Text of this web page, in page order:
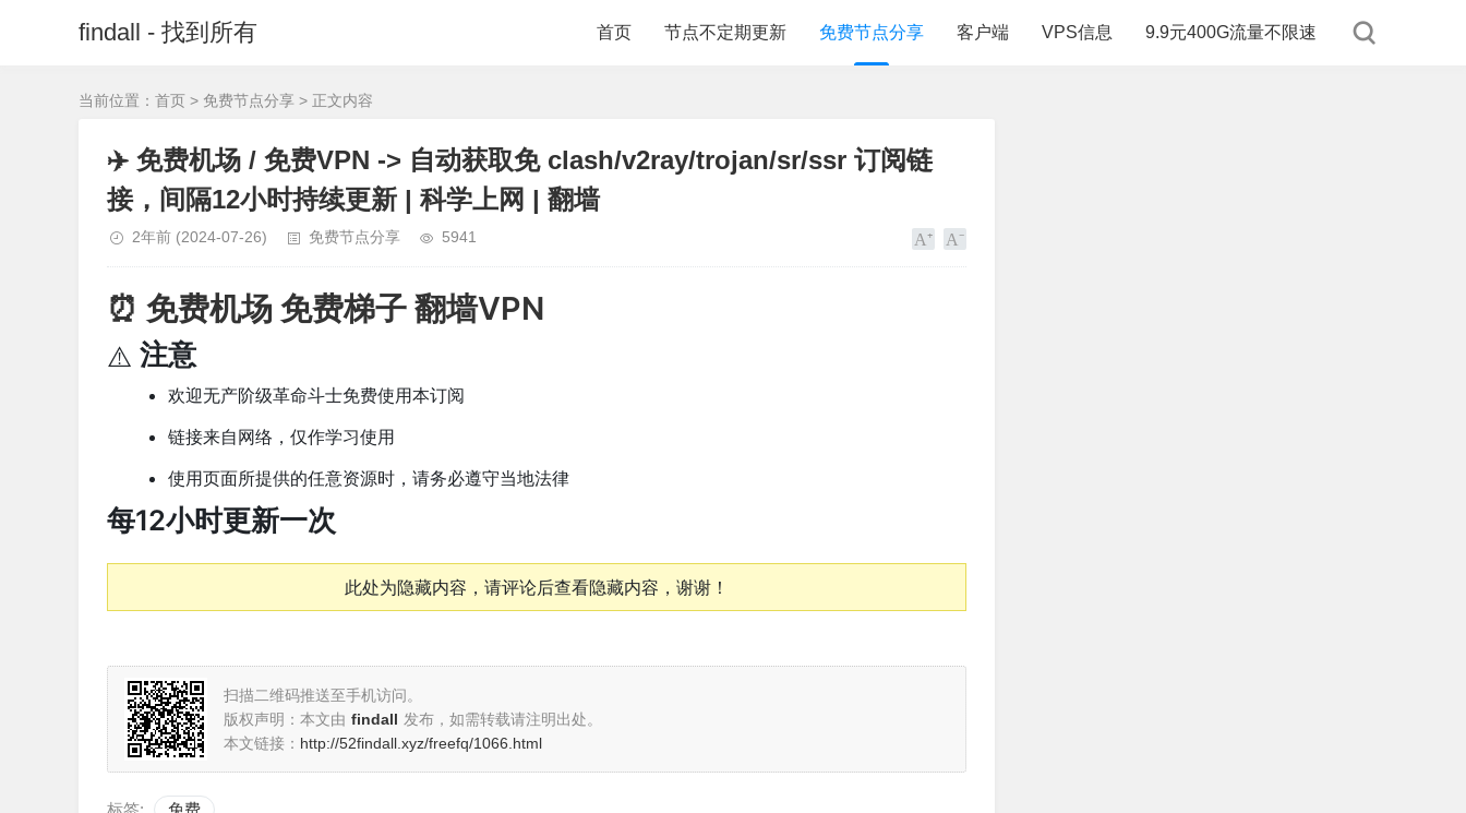
findall - 找到所有 首页 节点不定期更新 免费节点分享 客户端 VPS信息 9.9元400G流量不限速
当前位置： 首页 > 免费节点分享 > 正文内容
✈️ 免费机场 / 免费VPN -> 自动获取免 clash/v2ray/trojan/sr/ssr 订阅链
接，间隔12小时持续更新 | 科学上网 | 翻墙
2年前 (2024-07-26) 免费节点分享 5941
⏰ 免费机场 免费梯子 翻墙VPN
⚠️ 注意
欢迎无产阶级革命斗士免费使用本订阅
链接来自网络，仅作学习使用
使用页面所提供的任意资源时，请务必遵守当地法律
每12小时更新一次
此处为隐藏内容，请评论后查看隐藏内容，谢谢！
扫描二维码推送至手机访问。
版权声明：本文由 findall 发布，如需转载请注明出处。
本文链接： http://52findall.xyz/freefq/1066.html
标签: 免费